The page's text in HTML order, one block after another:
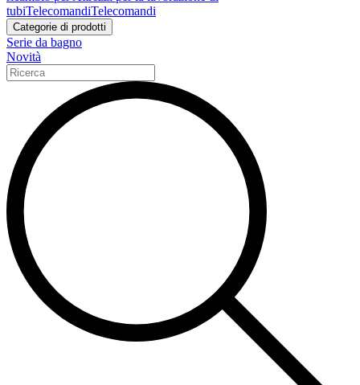
tubiTelecomandiTelecomandi
Categorie di prodotti
Serie da bagno
Novità